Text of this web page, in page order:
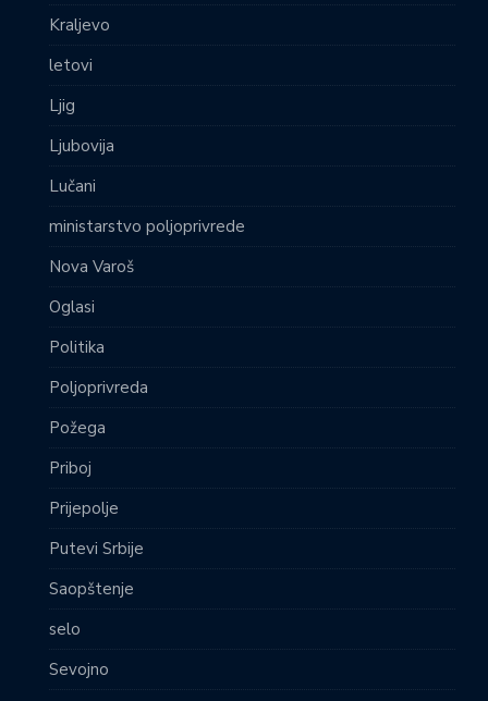
Kraljevo
letovi
Ljig
Ljubovija
Lučani
ministarstvo poljoprivrede
Nova Varoš
Oglasi
Politika
Poljoprivreda
Požega
Priboj
Prijepolje
Putevi Srbije
Saopštenje
selo
Sevojno